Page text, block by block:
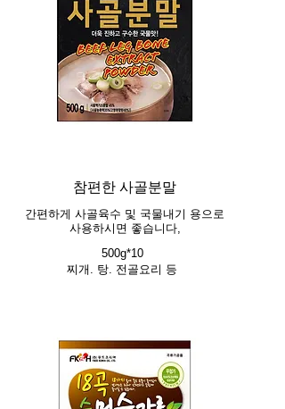
참편한 사골분말
간편하게 사골육수 및 국물내기 용으로
사용하시면 좋습니다,
500g*10
찌개. 탕. 전골요리 등